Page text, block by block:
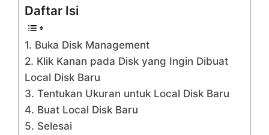
Daftar Isi
1. Buka Disk Management
2. Klik Kanan pada Disk yang Ingin Dibuat
Local Disk Baru
3. Tentukan Ukuran untuk Local Disk Baru
4. Buat Local Disk Baru
5. Selesai